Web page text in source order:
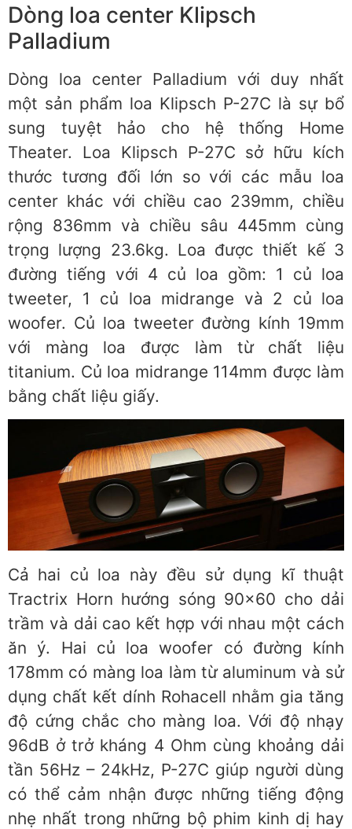
Dòng loa center Klipsch
Palladium
Dòng loa center Palladium với duy nhất
một sản phẩm loa Klipsch P-27C là sự bổ
sung tuyệt hảo cho hệ thống Home
Theater. Loa Klipsch P-27C sở hữu kích
thước tương đối lớn so với các mẫu loa
center khác với chiều cao 239mm, chiều
rộng 836mm và chiều sâu 445mm cùng
trọng lượng 23.6kg. Loa được thiết kế 3
đường tiếng với 4 củ loa gồm: 1 củ loa
tweeter, 1 củ loa midrange và 2 củ loa
woofer. Củ loa tweeter đường kính 19mm
với màng loa được làm từ chất liệu
titanium. Củ loa midrange 114mm được làm
bằng chất liệu giấy.
Cả hai củ loa này đều sử dụng kĩ thuật
Tractrix Horn hướng sóng 90×60 cho dải
trầm và dải cao kết hợp với nhau một cách
ăn ý. Hai củ loa woofer có đường kính
178mm có màng loa làm từ aluminum và sử
dụng chất kết dính Rohacell nhằm gia tăng
độ cứng chắc cho màng loa. Với độ nhạy
96dB ở trở kháng 4 Ohm cùng khoảng dải
tần 56Hz – 24kHz, P-27C giúp người dùng
có thể cảm nhận được những tiếng động
nhẹ nhất trong những bộ phim kinh dị hay